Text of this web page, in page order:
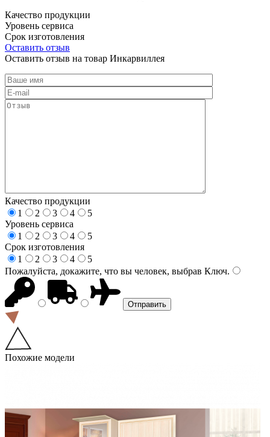
Качество продукции
Уровень сервиса
Срок изготовления
Оставить отзыв
Оставить отзыв на товар Инкарвиллея
Качество продукции
1
2 3 4
5
Уровень сервиса
1
2 3 4
5
Срок изготовления
1
2 3 4
5
Пожалуйста, докажите, что вы человек, выбрав Ключ.
Похожие модели